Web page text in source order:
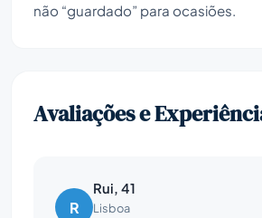
não “guardado” para ocasiões.
Avaliações e
R
Rui, 41
Lisboa